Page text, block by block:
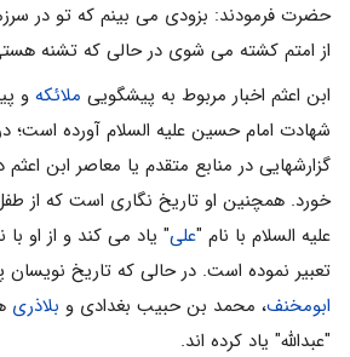
حضرت فرمودند: بزودی می بینم که تو در
از امتم کشته می شوی در حالی که تشنه
ابن اعثم اخبار مربوط به پیشگویی ملائکه و
شهادت امام حسین علیه السلام آورده است؛
گزارشهایی در منابع متقدم یا معاصر ابن
خورد. همچنین او تاریخ نگاری است که از
علیه السلام با نام "علی" یاد می کند و از او
تعبیر نموده است. در حالی که تاریخ
ابومخنف، محمد بن حبیب بغدادی و بلاذری
"عبدالله" یاد کرده اند.